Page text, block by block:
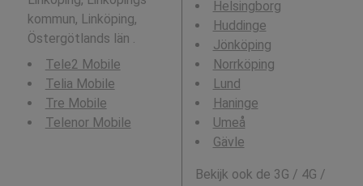
kommun, Linköping,
Östergötlands län .
Tele2 Mobile
Telia Mobile
Tre Mobile
Telenor Mobile
Helsingborg
Huddinge
Jönköping
Norrköping
Lund
Haninge
Umeå
Gävle
Bekijk ook de 3G / 4G /